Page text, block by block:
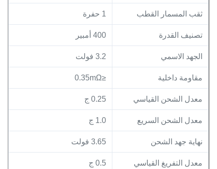
ثقب المسمار القطب 1 حفرة
تصنيف القدرة 400 أمبير
الجهد الاسمي 3.2 فولت
مقاومة داخلية ≤0.35mΩ
معدل الشحن القياسي 0.25 ج
معدل الشحن السريع 1.0 ج
نهاية جهد الشحن 3.65 فولت
معدل التفريغ القياسي 0.5 ج